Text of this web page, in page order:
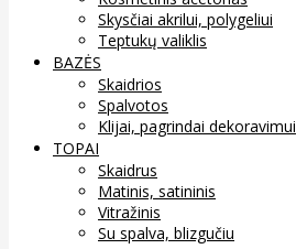
Skysčiai akrilui, polygeliui
Teptukų valiklis
BAZĖS
Skaidrios
Spalvotos
Klijai, pagrindai dekoravimui
TOPAI
Skaidrus
Matinis, satininis
Vitražinis
Su spalva, blizgučiu